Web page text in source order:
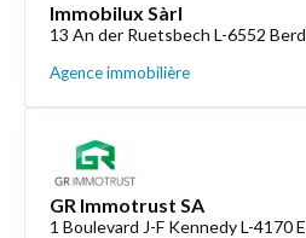
Immobilux Sàrl
13 An der Ruetsbech L-6552
Agence immobilière
GR Immotrust SA
1 Boulevard J-F Kennedy L-4170